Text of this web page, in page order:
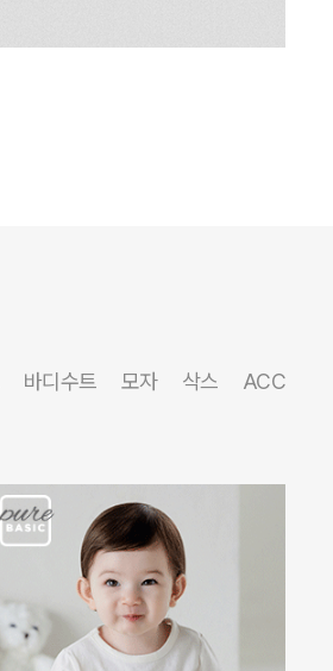
바디수트 모자 삭스 ACC